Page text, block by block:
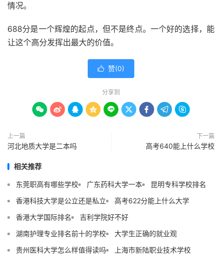
情况。
688分是一个辉煌的起点，但不是终点。一个好的选择，能
让这个高分发挥出最大的价值。
 赞(0)
分享到
        
上一篇
河北地质大学是二本吗
下一篇
高考640能上什么学校
相关推荐
东莞职高有哪些学校 广东药科大学一本
昆明专科学校排名
香港科技大学是公立还是私立
高考622分能上什么大学
香港大学国际排名
吉利学院好不好
湖南护理专业排名前十的学校
大学生正确的就业观
贵州医科大学怎么样值得读吗
上海市新陆职业技术学校